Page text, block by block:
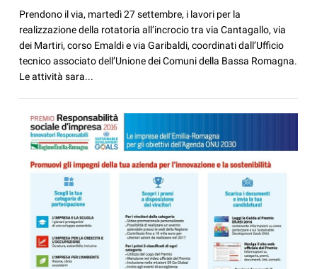
Prendono il via, martedì 27 settembre, i lavori per la
realizzazione della rotatoria all’incrocio tra via Cantagallo, via
dei Martiri, corso Emaldi e via Garibaldi, coordinati dall’Ufficio
tecnico associato dell’Unione dei Comuni della Bassa Romagna.
Le attività sara...